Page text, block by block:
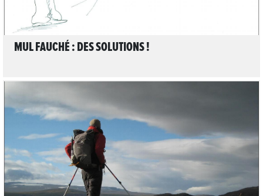
MUL FAUCHÉ : DES SOLUTIONS !
LIRE L'ARTICLE